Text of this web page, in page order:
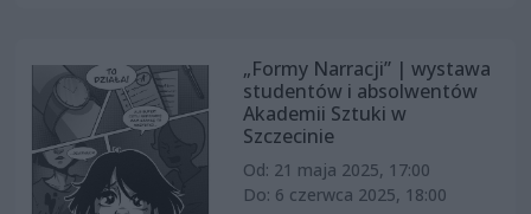
„Formy Narracji” | wystawa
studentów i absolwentów
Akademii Sztuki w
Szczecinie
Od: 21 maja 2025, 17:00
Do: 6 czerwca 2025, 18:00